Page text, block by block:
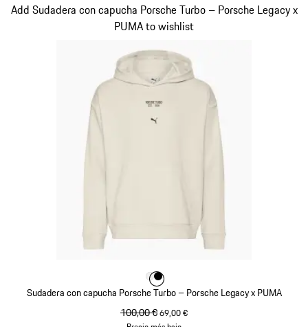
Sudadera con capucha Porsche Turbo – Porsche Legacy x PUMA
precio original
100,00 €precio de venta
69,00 €
Add Sudadera con capucha Porsche Turbo – Porsche Legacy x
PUMA to wishlist
Diapositiva 4 de 10
Color
ColorColor